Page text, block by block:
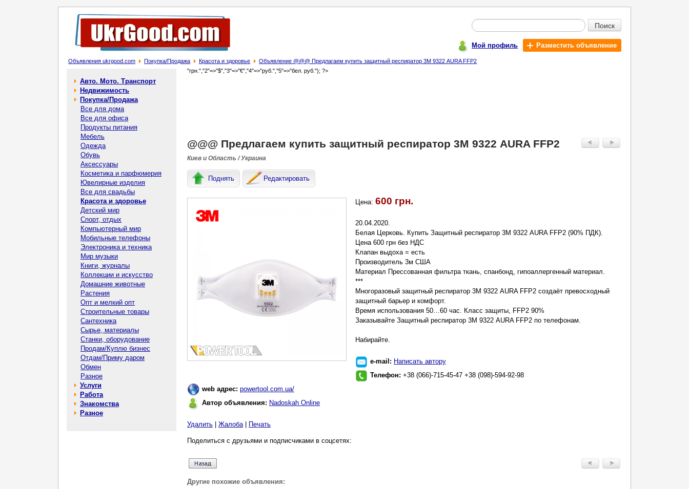
Поиск
Мой профиль Разместить объявление
Объявления ukrgood.com Покупка/Продажа Красота и здоровье Объявление @@@ Предлагаем купить защитный респиратор 3М 9322 AURA FFP2
Авто. Мото. Транспорт
Недвижимость
Покупка/Продажа
Все для дома
Все для офиса
Продукты питания
Мебель
Одежда
Обувь
Аксессуары
Косметика и парфюмерия
Ювелирные изделия
Все для свадьбы
Красота и здоровье
Детский мир
Спорт, отдых
Компьютерный мир
Мобильные телефоны
Электроника и техника
Мир музыки
Книги, журналы
Коллекции и искусство
Домашние животные
Растения
Опт и мелкий опт
Строительные товары
Сантехника
Сырье, материалы
Станки, оборудование
Продам/Куплю бизнес
Отдам/Приму даром
Обмен
Разное
Услуги
Работа
Знакомства
Разное
"грн.","2"=>"$","3"=>"€","4"=>"руб.","5"=>"бел. руб."); ?>
@@@ Предлагаем купить защитный респиратор 3М 9322 AURA FFP2
Киев и Область / Украина
Поднять Редактировать
Цена: 600 грн.
20.04.2020.
Белая Церковь. Купить Защитный респиратор 3М 9322 AURA FFP2 (90% ПДК).
Цена 600 грн без НДС
Клапан выдоха = есть
Производитель 3м США
Mатериал Прессованная фильтра ткань, спанбонд, гипоаллергенный материал.
***
Многоразовый защитный респиратор 3М 9322 AURA FFP2 создаёт превосходный
защитный барьер и комфорт.
Время использования 50…60 час. Класс защиты, FFP2 90%
Заказывайте Защитный респиратор 3М 9322 AURA FFP2 по телефонам.
Набирайте.
e-mail: Написать автору
Телефон: +38 (066)-715-45-47 +38 (098)-594-92-98
web адрес: powertool.com.ua/
Автор объявления: Nadoskah Online
Удалить Жалоба| Печать
Поделиться с друзьями и подписчиками в соцсетях:
Другие похожие объявления: